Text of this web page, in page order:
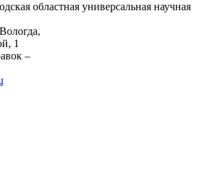
областная универсальная научная
1
–